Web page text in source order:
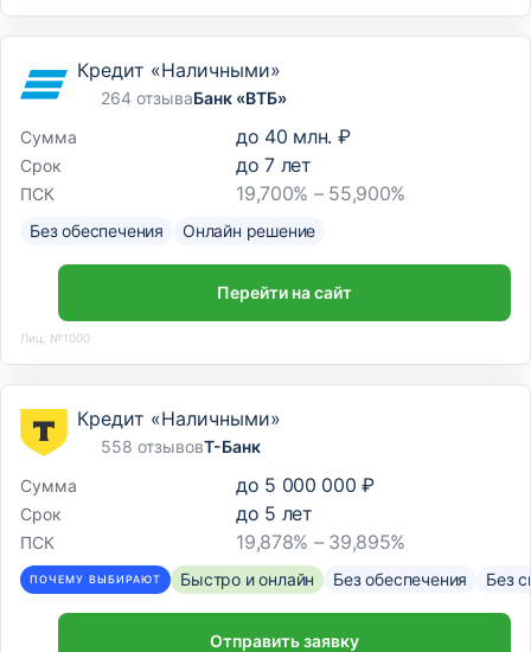
Кредит «Наличными»
264 отзываБанк «ВТБ»
Сумма
до 40 млн. ₽
Срок до7лет
ПСК 19,700% – 55,900%
Без обеспечения Онлайн решение
Перейти на сайт
Лиц. №1000
Кредит «Наличными»
558 отзывовТ-Банк
Сумма
до 5 000 000 ₽
Срок до 5 лет
ПСК 19,878% – 39,895%
ПОЧЕМУ ВЫБИРАЮТ Быстро и онлайн Без обеспечения Без
Отправить заявку